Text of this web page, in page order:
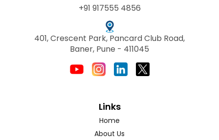
+91 917555 4856
401, Crescent Park, Pancard Club Road,
Baner, Pune - 411045
Links
Home
About Us